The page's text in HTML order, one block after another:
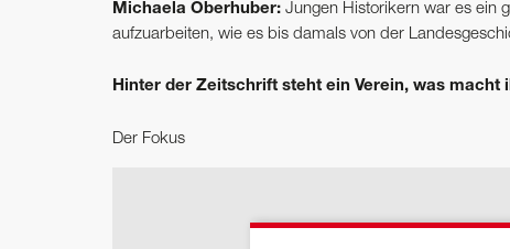
Michaela Oberhuber: Jungen Historikern war es ein
aufzuarbeiten, wie es bis damals von der
Hinter der Zeitschrift steht ein Verein, was macht
Der Fokus